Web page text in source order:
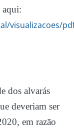
aqui:
visualizacoes/
dos alvarás
deveriam ser
em razão